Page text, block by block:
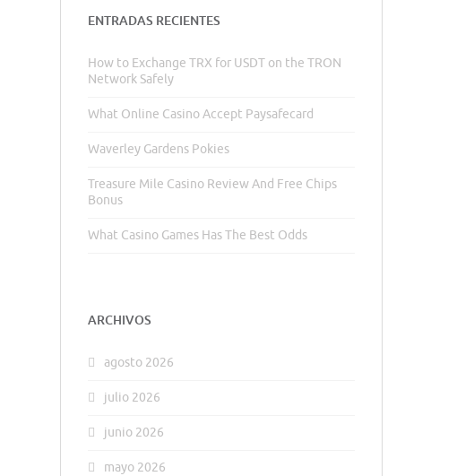
ENTRADAS RECIENTES
How to Exchange TRX for USDT on the TRON
Network Safely
What Online Casino Accept Paysafecard
Waverley Gardens Pokies
Treasure Mile Casino Review And Free Chips
Bonus
What Casino Games Has The Best Odds
ARCHIVOS
agosto 2026
julio 2026
junio 2026
mayo 2026